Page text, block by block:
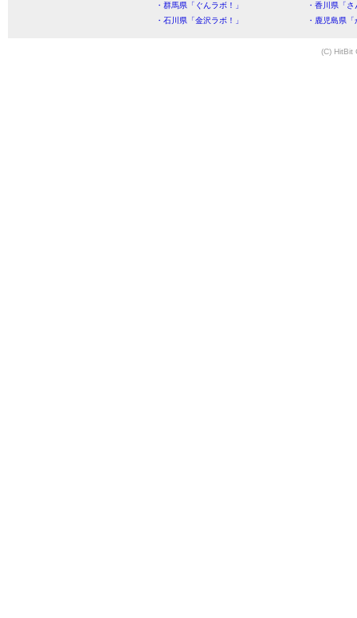
・群馬県「ぐんラボ！」
・香川県「
・石川県「金沢ラボ！」
・鹿児島県
(C) HitBit